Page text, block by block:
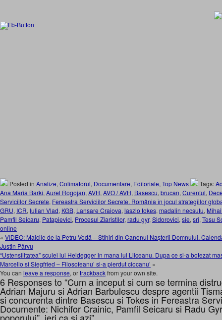
Posted in Analize, Colimatorul, Documentare, Editoriale, Top News Tags:
Ana Maria Barki, Aurel Rogojan, AVH, AVO / AVH, Basescu, brucan, Curentul,
Serviciilor Secrete, Fereastra Serviciilor Secrete. România în jocul strategiilor
GRU, ICR, Iulian Vlad, KGB, Lansare Craiova, laszlo tokes, madalin necsutu,
Pamfil Seicaru, Patapievici, Procesul Ziaristilor, radu gyr, Sidorovici, sie, sri, Tesu
online
« VIDEO: Maicile de la Petru Vodă – Stihiri din Canonul Nașterii Domnului.
Justin Pârvu
“Ustensilitatea” sculei lui Heidegger in mana lui Liiceanu. Dupa ce si-a botezat
Marcello si Siegfried – Filosofeanu’ si-a pierdut ciocanu’ »
You can leave a response, ortrackbackfrom your own site.
6 Responses to “Cum a inceput si cum se termina
Adrian Majuru si Adrian Barbulescu despre agentii
si concurenta dintre Basescu si Tokes in Fereastra
Documente: Nichifor Crainic, Pamfil Seicaru si Radu